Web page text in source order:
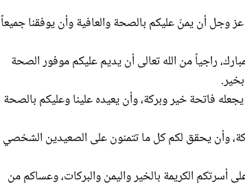
وجل أن يمنّ عليكم بالصحة والعافية وأن يوفقنا جميعاً
راجياً من الله تعالى أن يديم عليكم موفور الصحة
فاتحة خير وبركة، وأن يعيده علينا وعليكم بالصحة
وأن يحقق لكم كل ما تتمنون على الصعيدين الشخصي
أسرتكم الكريمة بالخير واليمن والبركات، وعساكم من